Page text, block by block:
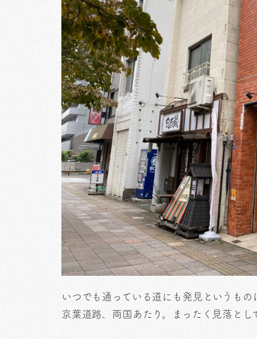
いつでも通っている道にも発見というも
京葉道路、両国あたり。まったく見落とし